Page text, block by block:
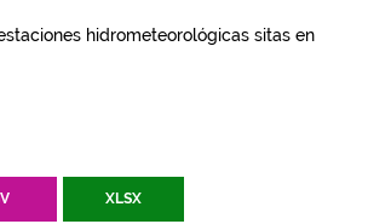
hidrometeorológicas sitas en
XLSX